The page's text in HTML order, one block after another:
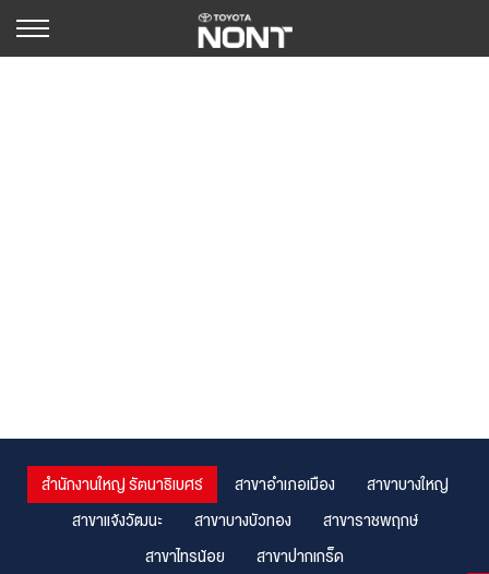
สำนักงานใหญ่ รัตนาธิเบศร์ สาขาอำเภอเมือง
สาขาบางใหญ่
สาขาแจ้งวัฒนะ
สาขาบางบัวทอง
สาขาราชพฤกษ์
สาขาไทรน้อย
สาขาปากเกร็ด